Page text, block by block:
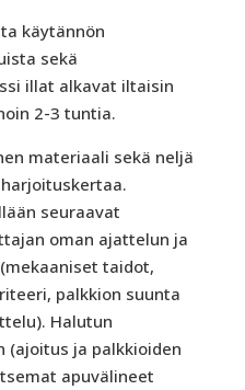
käytännön
sekä
illat alkavat iltaisin
2-3 tuntia.
materiaali sekä neljä
seuraavat
oman ajattelun ja
taidot,
palkkion suunta
Halutun
(ajoitus ja palkkioiden
apuvälineet